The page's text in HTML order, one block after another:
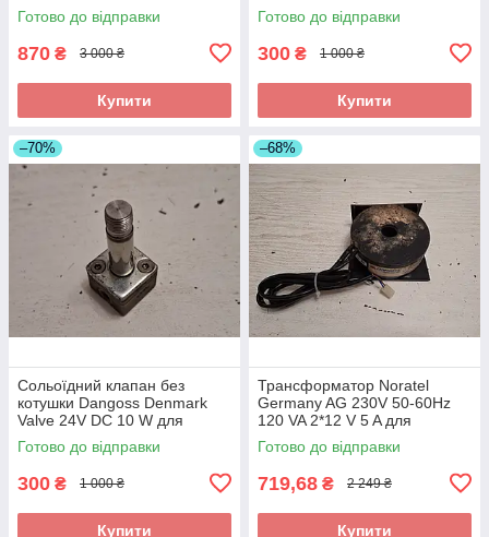
Готово до відправки
870 ₴ 3 000 ₴
Купити
Готово до відправки
300 ₴ 1 000 ₴
Купити
–70%
Сольоїдний клапан без
котушки Dangoss Denmark
Valve 24V DC 10 W для
кавомашини Schaer kkm 2 б/у
Готово до відправки
300 ₴ 1 000 ₴
Купити
–68%
Трансформатор Noratel
Germany AG 230V 50-60Hz
120 VA 2*12 V 5 A для
кавомашини Schaer kkm 2 б/у
SL 0951/01
Готово до відправки
719,68 ₴ 2 249 ₴
Купити